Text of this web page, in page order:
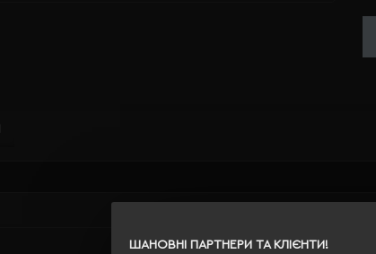
ШАНОВНІ ПАРТНЕРИ ТА КЛІЄНТИ!бежевий